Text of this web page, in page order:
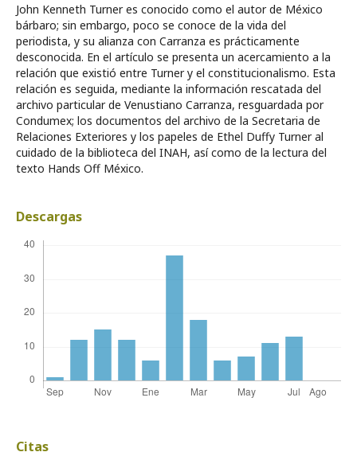
John Kenneth Turner es conocido como el autor de México
bárbaro; sin embargo, poco se conoce de la vida del
periodista, y su alianza con Carranza es prácticamente
desconocida. En el artículo se presenta un acercamiento a la
relación que existió entre Turner y el constitucionalismo. Esta
relación es seguida, mediante la información rescatada del
archivo particular de Venustiano Carranza, resguardada por
Condumex; los documentos del archivo de la Secretaria de
Relaciones Exteriores y los papeles de Ethel Duffy Turner al
cuidado de la biblioteca del INAH, así como de la lectura del
texto Hands Off México.
Descargas
Citas